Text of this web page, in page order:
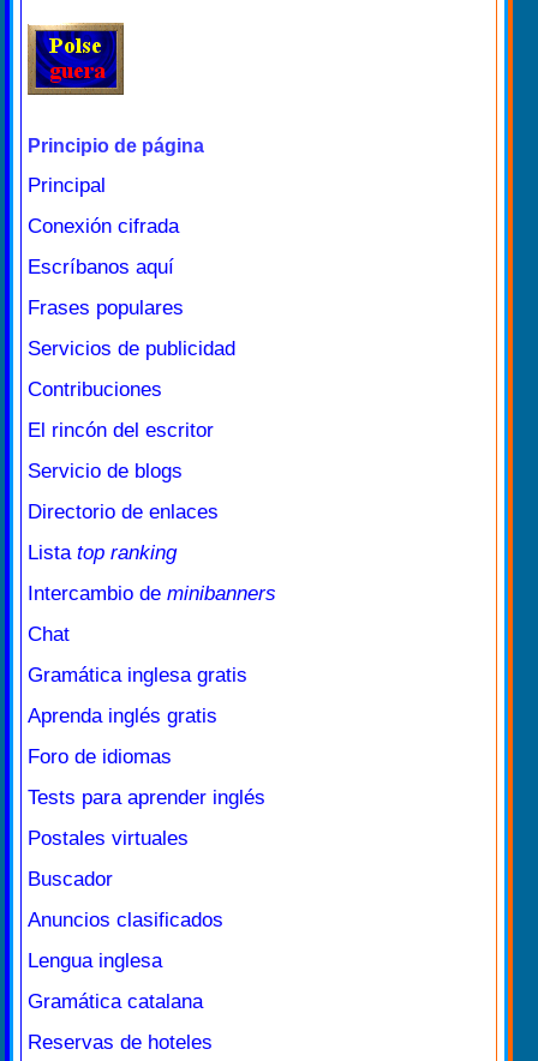
Principio de página
Principal
Conexión cifrada
Escríbanos aquí
Frases populares
Servicios de publicidad
Contribuciones
El rincón del escritor
Servicio de blogs
Directorio de enlaces
Lista top ranking
Intercambio de minibanners
Chat
Gramática inglesa gratis
Aprenda inglés gratis
Foro de idiomas
Tests para aprender inglés
Postales virtuales
Buscador
Anuncios clasificados
Lengua inglesa
Gramática catalana
Reservas de hoteles